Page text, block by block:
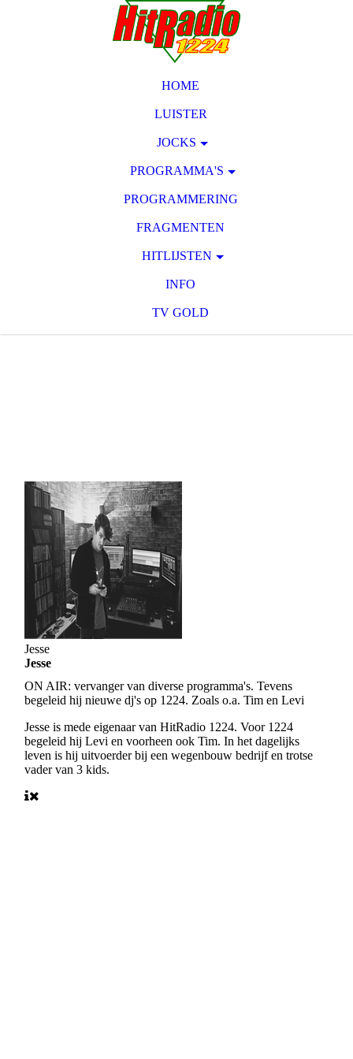
HOME
LUISTER
JOCKS
PROGRAMMA'S
PROGRAMMERING
FRAGMENTEN
HITLIJSTEN
INFO
TV GOLD
Jesse
Jesse
ON AIR:vervanger van diverse programma's. Tevens
begeleid hij nieuwe dj's op 1224. Zoals o.a. Tim en Levi
Jesse is mede eigenaar van HitRadio 1224. Voor 1224
begeleid hij Levi en voorheen ook Tim. In het dagelijks
leven is hij uitvoerder bij een wegenbouw bedrijf en trotse
vader van 3 kids.